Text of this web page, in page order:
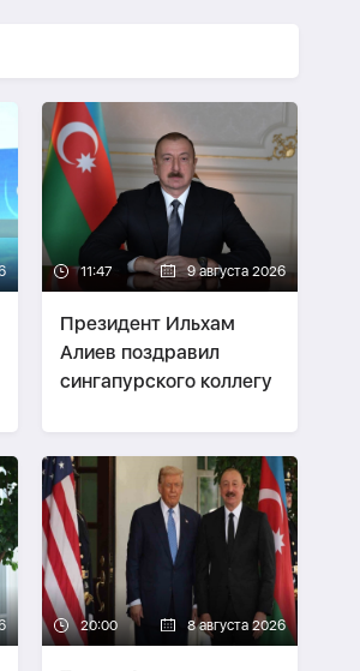
11:47 9 августа 2026
Президент Ильхам
Алиев поздравил
сингапурского коллегу
20:00 8 августа 2026